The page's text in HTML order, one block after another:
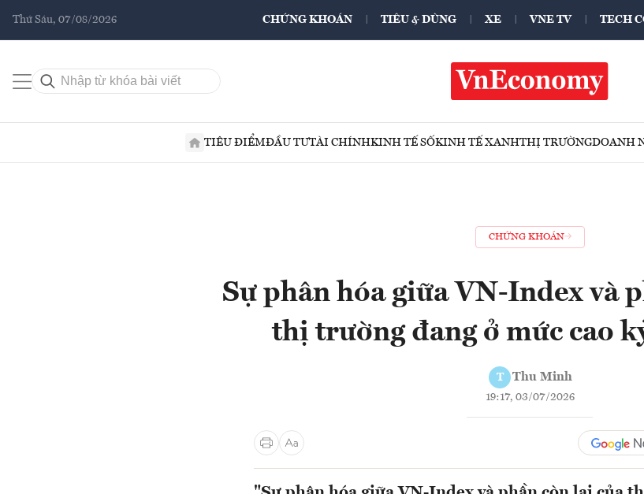
Thứ Sáu, 07/08/2026 CHỨNG KHOÁN TIÊU & DÙNG XE VNE TV TECH
TIÊU ĐIỂMĐẦU TƯTÀI CHÍNHKINH TẾ SỐKINH TẾ XANHTHỊ TRƯỜNGDOANH
CHỨNG KHOÁN
Sự phân hóa giữa VN-Index và
thị trường đang ở mức cao
T Thu Minh
19:17, 03/07/2026